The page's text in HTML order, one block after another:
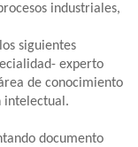
industriales,
siguientes
experto
de conocimiento
intelectual.
documento